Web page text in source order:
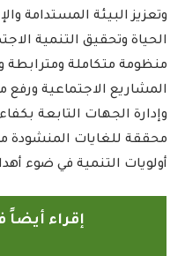
وتعزيز البيئة المستدامة
الحياة وتحقيق التنمية
منظومة متكاملة ومترابطة
المشاريع الاجتماعية
وإدارة الجهات التابعة
محققة للغايات المنشودة
أولويات التنمية في ضوء
إقراء